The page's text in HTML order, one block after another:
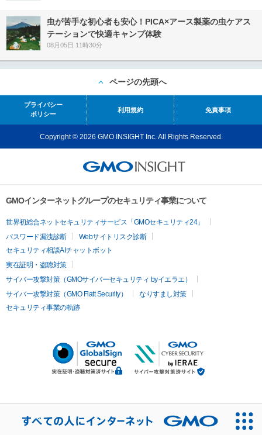
虫が苦手な初心者も安心！PICA×アース製薬の虫ケアス
テーションで快適キャンプ体験
08月05日 11時30分
ページの先頭へ
プライバシー
ポリシー
利用規約 免責事項
Copyright © 2026 GMO INSIGHT Inc. All Rights Reserved.
GMOインターネットグループのセキュリティ事業について
世界初総合ネットセキュリティサービス「GMOセキュリティ24」
パスワード漏洩診断
Webサイトリスク診断
セキュリティ相談AIチャットボット
実在証明・盗聴対策
サイバー攻撃対策（GMOサイバーセキュリティ byイエラエ）
サイバー攻撃対策（GMO Flatt Security）
なりすまし対策
セキュリティ事業の軌跡